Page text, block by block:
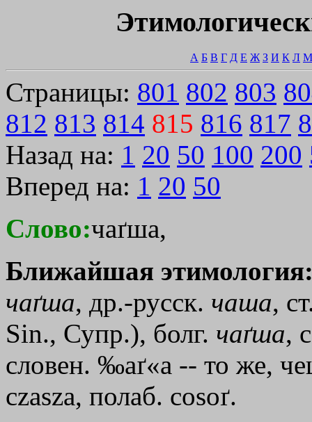
А Б В Г Д Е Ж З И К Л М
Страницы: 801 802 803
812 813 814 815 816 817
Назад на: 1 20 50 100 200
Вперед на: 1 20 50
Слово:чаґша,
Ближайшая
чаґша, др.-русск. чаша,
Sin., Супр.), болг. чаґша,
словен. ‰aґ«а -- то же,
сzаszа, полаб. соsoґ.